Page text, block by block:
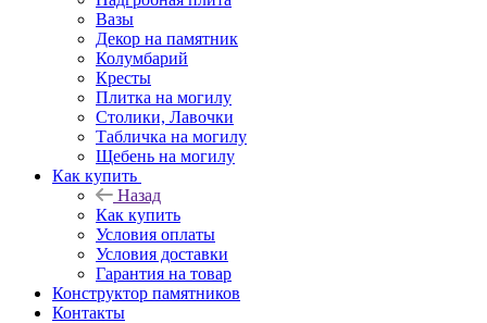
Вазы
Декор на памятник
Колумбарий
Кресты
Плитка на могилу
Столики, Лавочки
Табличка на могилу
Щебень на могилу
Как купить
Назад
Как купить
Условия оплаты
Условия доставки
Гарантия на товар
Конструктор памятников
Контакты